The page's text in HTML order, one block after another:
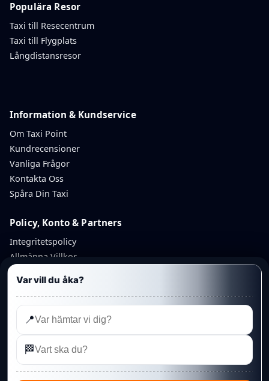
Var vill du åka?
📍
🏁
Populära Resor
Taxi till Resecentrum
Taxi till Flygplats
Långdistansresor
Information & Kundservice
Om Taxi Point
Kundrecensioner
Vanliga Frågor
Kontakta Oss
Spåra Din Taxi
Policy, Konto & Partners
Integritetspolicy
Allmänna Villkor
Återbetalningspolicy
Partnerkonto
Admin
©Linköping Punkt Taxi AB— Taxi Point. Organisationsnummer: